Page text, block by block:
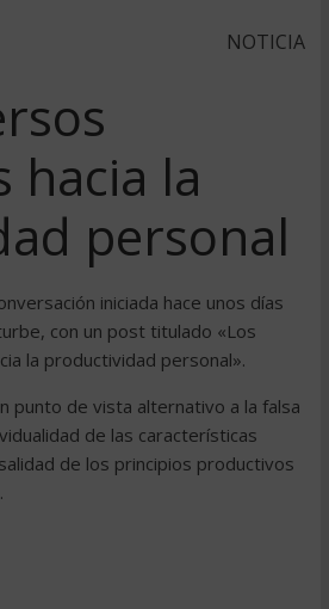
NOTICIA
hacia la
personal
iniciada hace unos días
con un post titulado «Los
la productividad personal».
punto de vista alternativo a la falsa
de las características
de los principios productivos